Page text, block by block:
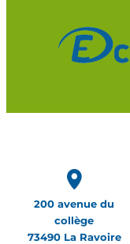
200 avenue du
collège
73490 La Ravoire